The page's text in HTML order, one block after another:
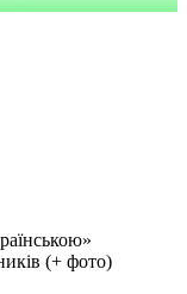
(+ фото)